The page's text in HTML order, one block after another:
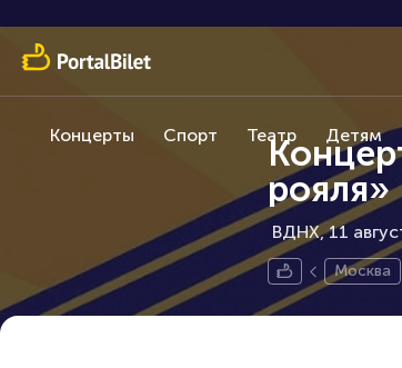
Концерты Спорт Театр Детям
рояля»
ВДНХ, 11
Москва